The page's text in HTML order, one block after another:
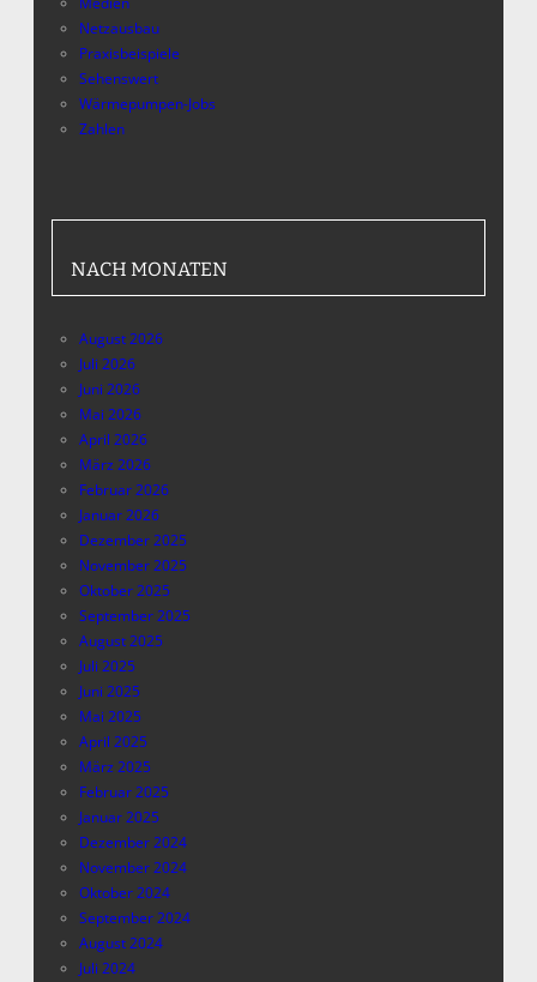
Netzausbau
Praxisbeispiele
Sehenswert
Wärmepumpen-Jobs
Zahlen
NACH MONATEN
August 2026
Juli 2026
Juni 2026
Mai 2026
April 2026
März 2026
Februar 2026
Januar 2026
Dezember 2025
November 2025
Oktober 2025
September 2025
August 2025
Juli 2025
Juni 2025
Mai 2025
April 2025
März 2025
Februar 2025
Januar 2025
Dezember 2024
November 2024
Oktober 2024
September 2024
August 2024
Juli 2024